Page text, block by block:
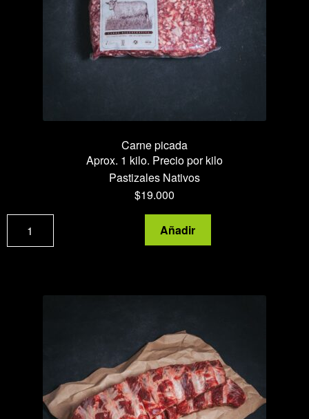
Carne picada
Aprox. 1 kilo. Precio por kilo
Pastizales Nativos
$19.000
Carne
picada
Añadir